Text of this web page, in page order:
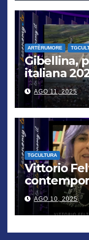
ARTÈRUMORE
Gibellina,
italiana
AGO 11, 2025
TGCULTURA
Vittorio
De
genio”
AGO 10, 2025